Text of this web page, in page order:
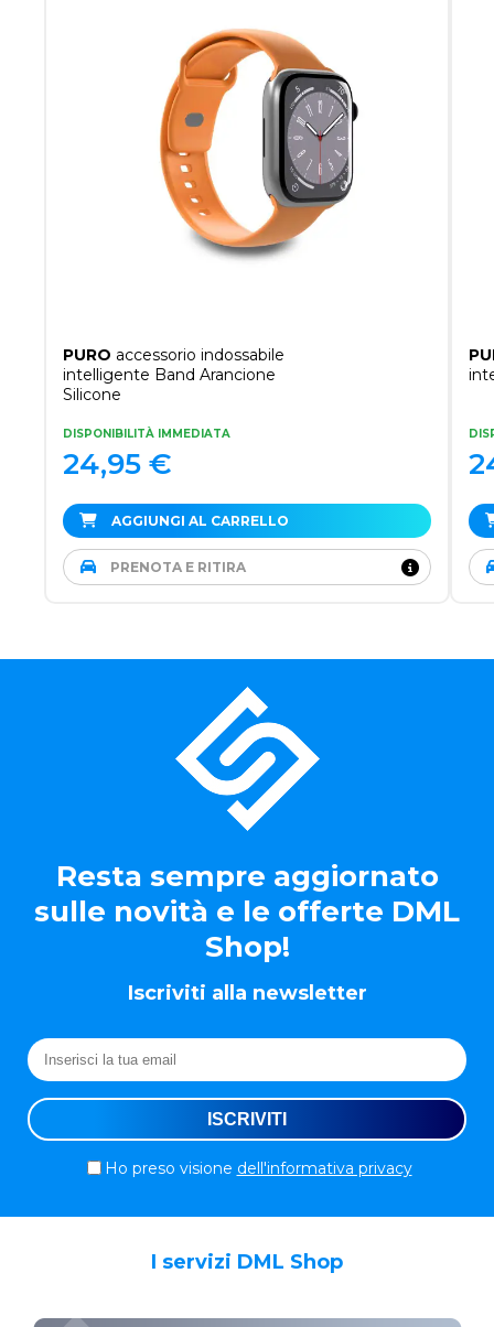
PURO accessorio indossabile
intelligente Band Arancione
Silicone
DISPONIBILITÀ IMMEDIATA
24,95 €
AGGIUNGI AL CARRELLO
PRENOTA E RITIRA
Resta sempre aggiornato
sulle novità e le offerte DML
Shop!
Iscriviti alla newsletter
Ho preso visione dell'informativa privacy
I servizi DML Shop